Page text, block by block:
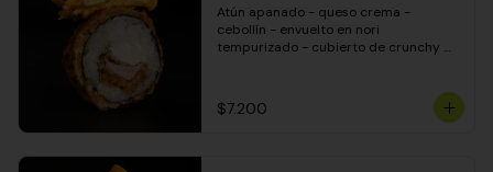
Atún apanado - queso crema -
cebollín - envuelto en nori
tempurizado - cubierto de crunchy
$7.200